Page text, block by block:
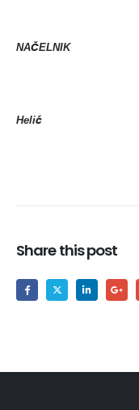
NAČELNIK
Helić
Share this post